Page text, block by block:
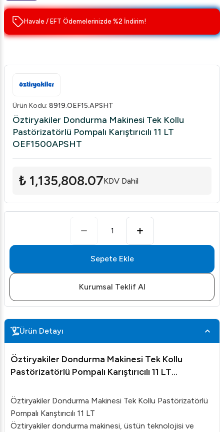
Havale / EFT Ödemelerinizde %2 İndirim!
Ürün Kodu: 8919.OEF15.APSHT
Öztiryakiler Dondurma Makinesi Tek Kollu
Pastörizatörlü Pompalı Karıştırıcılı 11 LT
OEF1500APSHT
₺ 1,135,808.07KDV Dahil
1
Sepete Ekle
Kurumsal Teklif Al
Ürün Detayı
Öztiryakiler Dondurma Makinesi Tek Kollu
Pastörizatörlü Pompalı Karıştırıcılı 11 LT
Öztiryakiler Dondurma Makinesi Tek Kollu Pastörizatörlü
Pompalı Karıştırıcılı 11 LT
Öztiryakiler dondurma makinesi, üstün teknolojisi ve